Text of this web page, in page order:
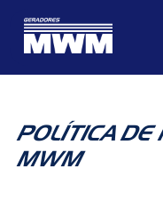
POLÍTICA DE
MWM